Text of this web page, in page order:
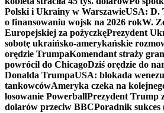
Polski i Ukrainy w WarszawieUSA: D.
o finansowaniu wojsk na 2026 rokW.
Europejskiej za pożyczkęPrezydent
sobotę ukraińsko-amerykańskie
orędzie TrumpaKomendant straży
powrócił do ChicagoDziś orędzie do
Donalda TrumpaUSA: blokada
tankowcówAmeryka czeka na
losowanie PowerballPrezydent Trump
dolarów przeciw BBCPoradnik sukces